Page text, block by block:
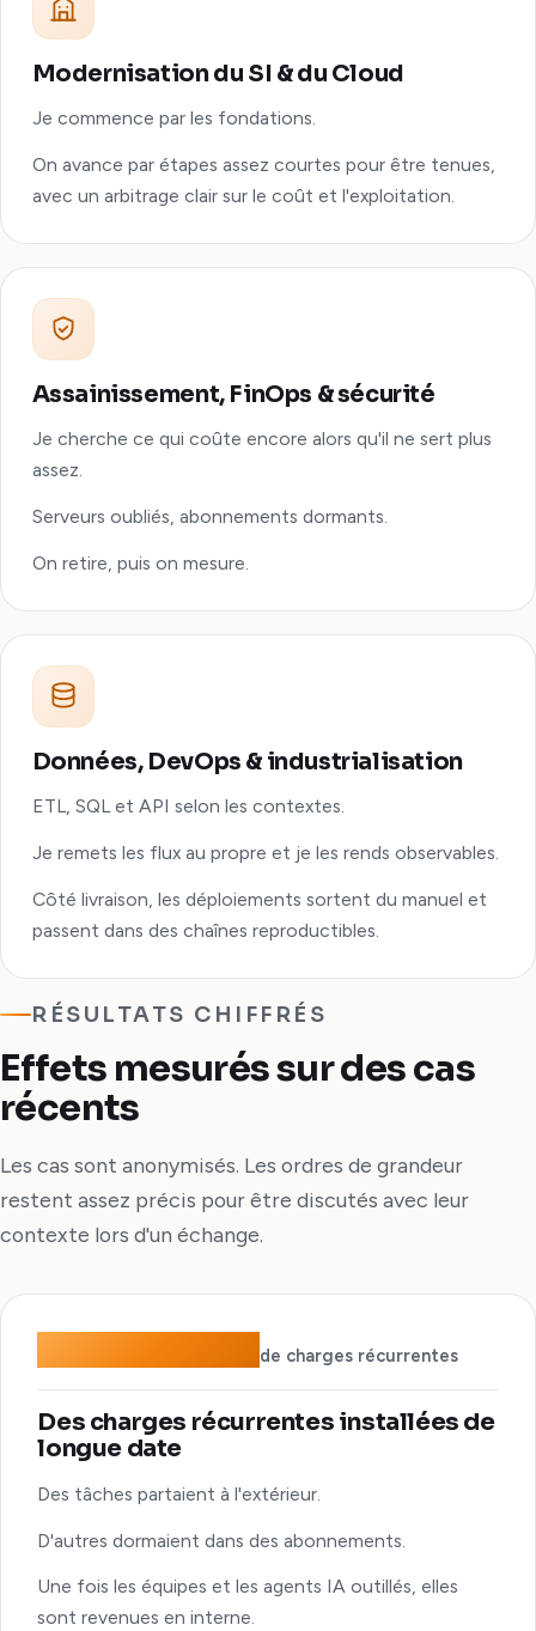
Modernisation du SI & du Cloud
Je commence par les fondations.
On avance par étapes assez courtes pour être tenues,
avec un arbitrage clair sur le coût et l'exploitation.
Assainissement, FinOps & sécurité
Je cherche ce qui coûte encore alors qu'il ne sert plus
assez.
Serveurs oubliés, abonnements dormants.
On retire, puis on mesure.
Données, DevOps & industrialisation
ETL, SQL et API selon les contextes.
Je remets les flux au propre et je les rends observables.
Côté livraison, les déploiements sortent du manuel et
passent dans des chaînes reproductibles.
RÉSULTATS CHIFFRÉS
Effets mesurés sur des cas
récents
Les cas sont anonymisés. Les ordres de grandeur
restent assez précis pour être discutés avec leur
contexte lors d'un échange.
de charges récurrentes
Des charges récurrentes installées de
longue date
Des tâches partaient à l'extérieur.
D'autres dormaient dans des abonnements.
Une fois les équipes et les agents IA outillés, elles
sont revenues en interne.